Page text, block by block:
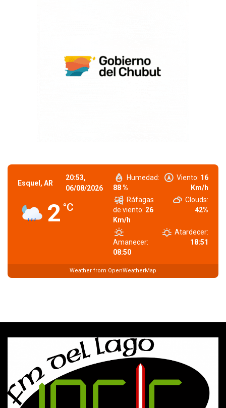
Esquel, AR
20:53,
06/08/2026
2 °C
Humedad:
88 %
Viento: 16
Km/h
Ráfagas
de viento: 26
Km/h
Clouds:
42%
Amanecer:
08:50
Atardecer:
18:51
Weather from OpenWeatherMap